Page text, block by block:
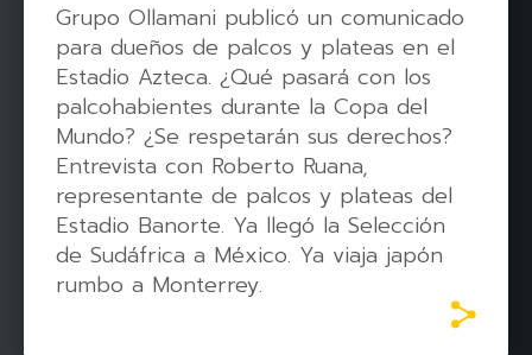
Grupo Ollamani publicó un comunicado
para dueños de palcos y plateas en el
Estadio Azteca. ¿Qué pasará con los
palcohabientes durante la Copa del
Mundo? ¿Se respetarán sus derechos?
Entrevista con Roberto Ruana,
representante de palcos y plateas del
Estadio Banorte. Ya llegó la Selección
de Sudáfrica a México. Ya viaja japón
rumbo a Monterrey.